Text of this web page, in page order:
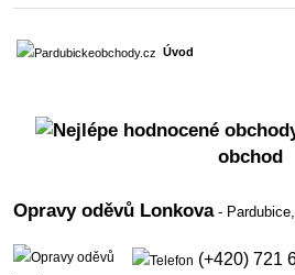
Úvod
obchod
Opravy oděvů Lonkova- Pardubice,
(+420) 721